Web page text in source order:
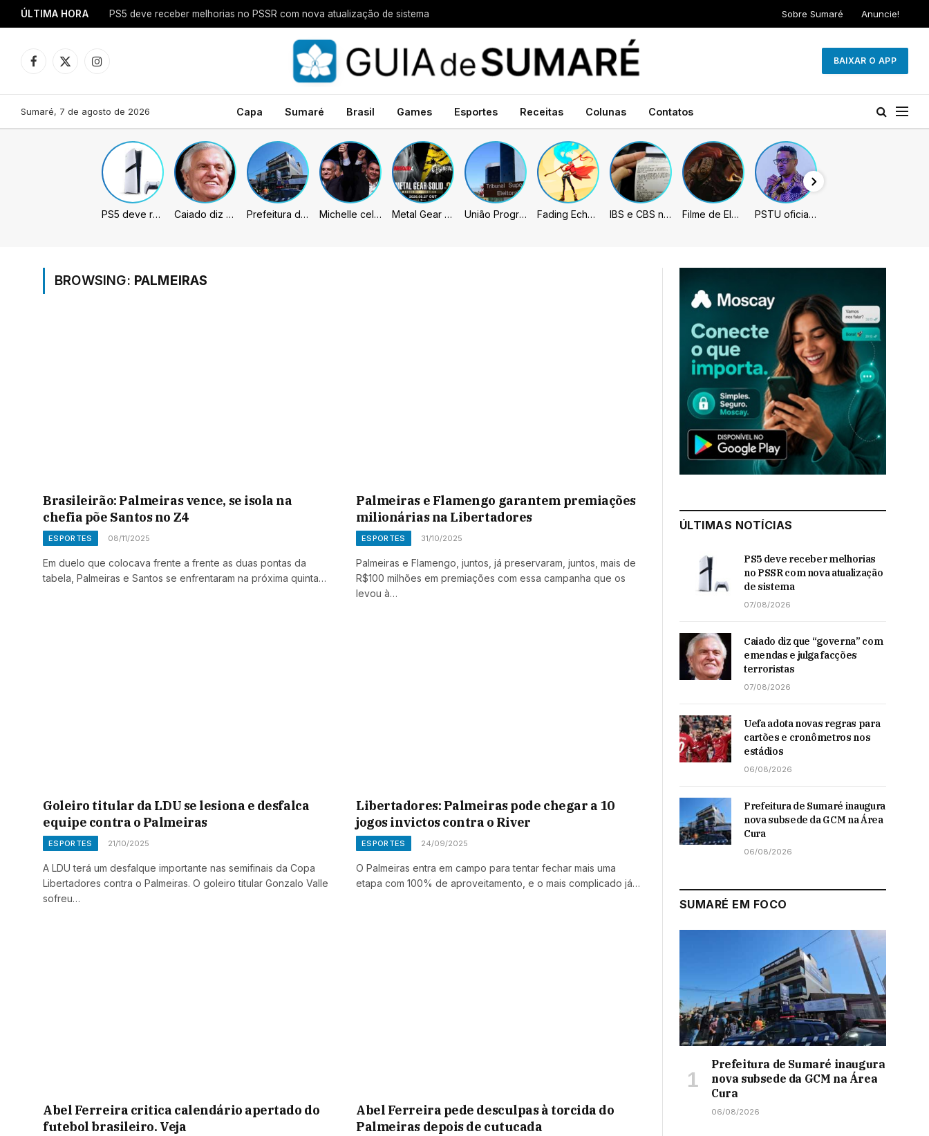
ÚLTIMA HORA PS5 deve receber melhorias no PSSR com nova atualização de sistema Sobre Sumaré Anuncie!
Facebook
X
Instagram
BAIXAR O APP
Sumaré, 7 de agosto de 2026 Capa Sumaré Brasil Games Esportes Receitas Colunas Contatos
PS5 deve receber melhorias no PSSR com nova atualização de sistema Caiado diz que “governa” com emendas e julga facções terroristas Prefeitura de Sumaré inaugura nova subsede da GCM na Área Cura Michelle celebra vice de Flávio: “Que chapa possa ser vitoriosa” Metal Gear Solid: Master Collection 2 terá legendas e menus em portugues União Progressista e PL terão mais tempo de propaganda eleitoral Fading Echo – Review IBS e CBS necessitarão constar nas notas fiscais com início desta 2ª. Entenda Filme de Elden Ring tem gravações concluídas, mas ainda fica longe do lançamento PSTU oficializa Hertz Dias como candidato à Presidência da República
BROWSING: PALMEIRAS
Brasileirão: Palmeiras vence, se isola na
chefia põe Santos no Z4
ESPORTES 08/11/2025
Em duelo que colocava frente a frente as duas pontas da
tabela, Palmeiras e Santos se enfrentaram na próxima quinta…
Palmeiras e Flamengo garantem premiações
milionárias na Libertadores
ESPORTES 31/10/2025
Palmeiras e Flamengo, juntos, já preservaram, juntos, mais de
R$100 milhões em premiações com essa campanha que os
levou à…
Goleiro titular da LDU se lesiona e desfalca
equipe contra o Palmeiras
ESPORTES 21/10/2025
A LDU terá um desfalque importante nas semifinais da Copa
Libertadores contra o Palmeiras. O goleiro titular Gonzalo Valle
sofreu…
Libertadores: Palmeiras pode chegar a 10
jogos invictos contra o River
ESPORTES 24/09/2025
O Palmeiras entra em campo para tentar fechar mais uma
etapa com 100% de aproveitamento, e o mais complicado já…
Abel Ferreira critica calendário apertado do
futebol brasileiro. Veja
Abel Ferreira pede desculpas à torcida do
Palmeiras depois de cutucada
ÚLTIMAS NOTÍCIAS
PS5 deve receber melhorias
no PSSR com nova atualização
de sistema
07/08/2026
Caiado diz que “governa” com
emendas e julga facções
terroristas
07/08/2026
Uefa adota novas regras para
cartões e cronômetros nos
estádios
06/08/2026
Prefeitura de Sumaré inaugura
nova subsede da GCM na Área
Cura
06/08/2026
SUMARÉ EM FOCO
Prefeitura de Sumaré inaugura
nova subsede da GCM na Área
Cura
06/08/2026